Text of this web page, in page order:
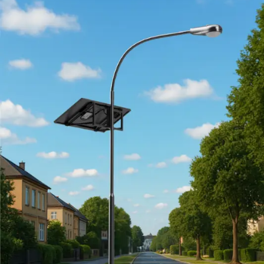
inşa edilecek olan santralde, verimliliği maksimize etmek
Monokristal Tek Eksende Güneşi Takip Eden
Fotovoltaik Sistemler
kullanılacak. Bu sistemler
sayesinde paneller, gün boyunca güneşin konumuna
göre hareket ederek maksimum enerji üretimi
Projenin teknik donanımı şu şekilde planlandı:
Panel Sayısı:18.197 adet (Her biri 610 Watt
İnverter Sayısı:
31 adet (Her biri 330 kW
kapasiteli DC/AC dönüştürücü)
Bağlantı Noktası:Selçuklu TM (Orta Gerilim
seviyesinden şebekeye bağlantı)